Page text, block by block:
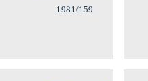
1981/159